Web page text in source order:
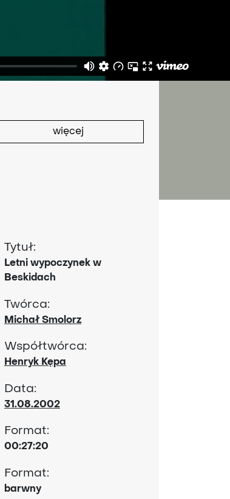
więcej
Tytuł:
Letni wypoczynek w
Beskidach
Twórca:
Michał Smolorz
Współtwórca:
Henryk Kępa
Data:
31.08.2002
Format:
00:27:20
Format:
barwny